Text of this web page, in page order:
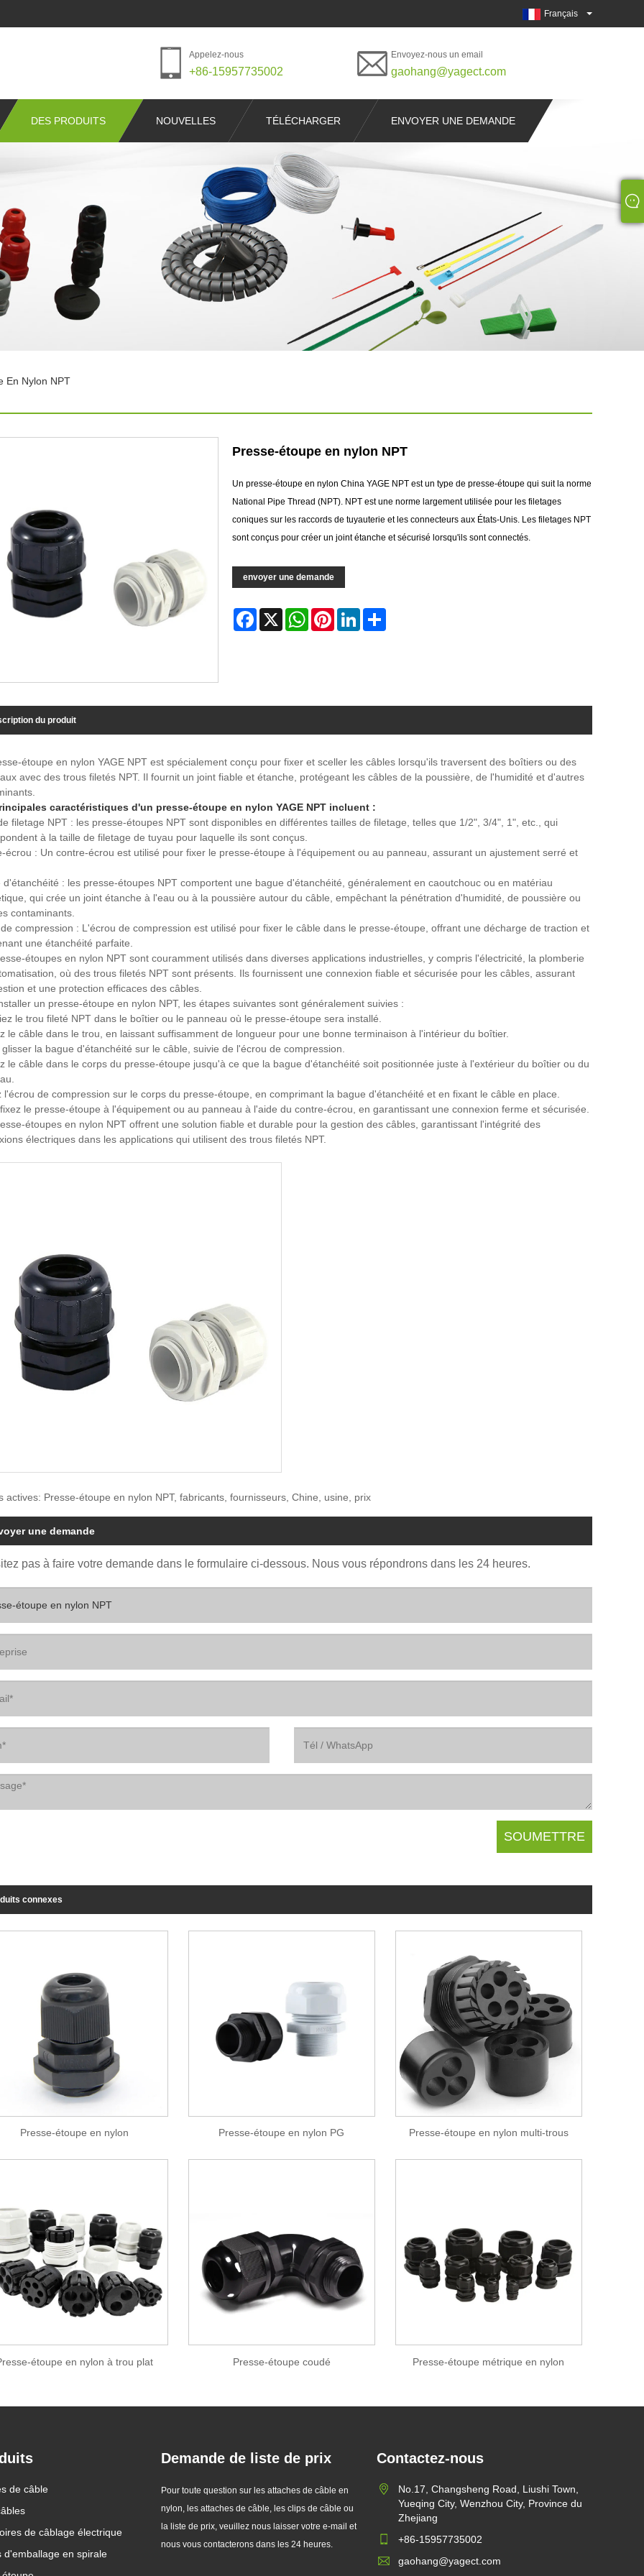
Français
Appelez-nous
+86-15957735002
Envoyez-nous un email
gaohang@yagect.com
DES PRODUITS NOUVELLES TÉLÉCHARGER ENVOYER UNE DEMANDE
En Nylon NPT
Presse-étoupe en nylon NPT
Un presse-étoupe en nylon China YAGE NPT est un type de presse-étoupe qui suit la norme
National Pipe Thread (NPT). NPT est une norme largement utilisée pour les filetages
coniques sur les raccords de tuyauterie et les connecteurs aux États-Unis. Les filetages NPT
sont conçus pour créer un joint étanche et sécurisé lorsqu'ils sont connectés.
envoyer une demande
Facebook WhatsAppPinterestLinkedIn
du produit
étoupe en nylon YAGE NPT est spécialement conçu pour fixer et sceller les câbles lorsqu'ils traversent des boîtiers ou des
avec des trous filetés NPT. Il fournit un joint fiable et étanche, protégeant les câbles de la poussière, de l'humidité et d'autres
caractéristiques d'un presse-étoupe en nylon YAGE NPT incluent :
filetage NPT : les presse-étoupes NPT sont disponibles en différentes tailles de filetage, telles que 1/2", 3/4", 1", etc., qui
à la taille de filetage de tuyau pour laquelle ils sont conçus.
écrou : Un contre-écrou est utilisé pour fixer le presse-étoupe à l'équipement ou au panneau, assurant un ajustement serré et
d'étanchéité : les presse-étoupes NPT comportent une bague d'étanchéité, généralement en caoutchouc ou en matériau
qui crée un joint étanche à l'eau ou à la poussière autour du câble, empêchant la pénétration d'humidité, de poussière ou
contaminants.
compression : L'écrou de compression est utilisé pour fixer le câble dans le presse-étoupe, offrant une décharge de traction et
une étanchéité parfaite.
étoupes en nylon NPT sont couramment utilisés dans diverses applications industrielles, y compris l'électricité, la plomberie
où des trous filetés NPT sont présents. Ils fournissent une connexion fiable et sécurisée pour les câbles, assurant
et une protection efficaces des câbles.
un presse-étoupe en nylon NPT, les étapes suivantes sont généralement suivies :
le trou fileté NPT dans le boîtier ou le panneau où le presse-étoupe sera installé.
le câble dans le trou, en laissant suffisamment de longueur pour une bonne terminaison à l'intérieur du boîtier.
la bague d'étanchéité sur le câble, suivie de l'écrou de compression.
le câble dans le corps du presse-étoupe jusqu'à ce que la bague d'étanchéité soit positionnée juste à l'extérieur du boîtier ou du
l'écrou de compression sur le corps du presse-étoupe, en comprimant la bague d'étanchéité et en fixant le câble en place.
le presse-étoupe à l'équipement ou au panneau à l'aide du contre-écrou, en garantissant une connexion ferme et sécurisée.
étoupes en nylon NPT offrent une solution fiable et durable pour la gestion des câbles, garantissant l'intégrité des
électriques dans les applications qui utilisent des trous filetés NPT.
actives: Presse-étoupe en nylon NPT, fabricants, fournisseurs, Chine, usine, prix
une demande
pas à faire votre demande dans le formulaire ci-dessous. Nous vous répondrons dans les 24 heures.
connexes
Presse-étoupe en nylon Presse-étoupe en nylon PG Presse-étoupe en nylon multi-trous
étoupe en nylon à trou plat Presse-étoupe coudé Presse-étoupe métrique en nylon
les liens de
du travail
et la
L'un des
Conseils de maintenance à
attaches de câbles en nylon!
2024/11/12
Avec le développement de la
de câble
de câblage électrique
d'emballage en spirale
Demande de liste de prix
Pour toute question sur les attaches de câble en
nylon, les attaches de câble, les clips de câble ou
la liste de prix, veuillez nous laisser votre e-mail et
nous vous contacterons dans les 24 heures.
Contactez-nous
No.17, Changsheng Road, Liushi Town,
Yueqing City, Wenzhou City, Province du
Zhejiang
+86-15957735002
gaohang@yagect.com